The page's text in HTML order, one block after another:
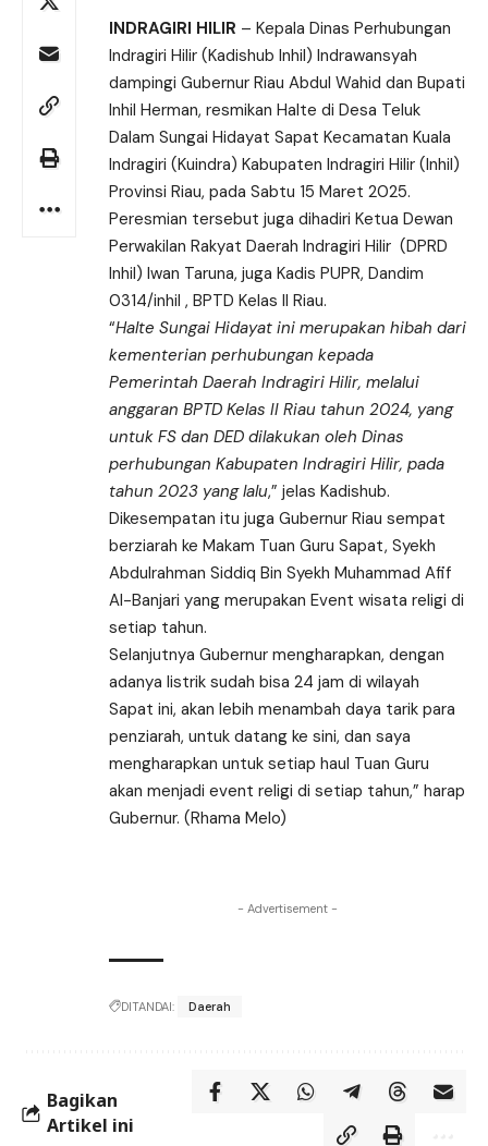
INDRAGIRI HILIR – Kepala Dinas Perhubungan
Indragiri Hilir (Kadishub Inhil) Indrawansyah
dampingi Gubernur Riau Abdul Wahid dan Bupati
Inhil Herman, resmikan Halte di Desa Teluk
Dalam Sungai Hidayat Sapat Kecamatan Kuala
Indragiri (Kuindra) Kabupaten Indragiri Hilir (Inhil)
Provinsi Riau, pada Sabtu 15 Maret 2025.
Peresmian tersebut juga dihadiri Ketua Dewan
Perwakilan Rakyat Daerah Indragiri Hilir (DPRD
Inhil) Iwan Taruna, juga Kadis PUPR, Dandim
0314/inhil , BPTD Kelas II Riau.
“Halte Sungai Hidayat ini merupakan hibah dari
kementerian perhubungan kepada
Pemerintah Daerah Indragiri Hilir, melalui
anggaran BPTD Kelas II Riau tahun 2024, yang
untuk FS dan DED dilakukan oleh Dinas
perhubungan Kabupaten Indragiri Hilir, pada
tahun 2023 yang lalu,” jelas Kadishub.
Dikesempatan itu juga Gubernur Riau sempat
berziarah ke Makam Tuan Guru Sapat, Syekh
Abdulrahman Siddiq Bin Syekh Muhammad Afif
Al-Banjari yang merupakan Event wisata religi di
setiap tahun.
Selanjutnya Gubernur mengharapkan, dengan
adanya listrik sudah bisa 24 jam di wilayah
Sapat ini, akan lebih menambah daya tarik para
penziarah, untuk datang ke sini, dan saya
mengharapkan untuk setiap haul Tuan Guru
akan menjadi event religi di setiap tahun,” harap
Gubernur. (Rhama Melo)
- Advertisement -
DITANDAI: Daerah
Bagikan
Artikel ini